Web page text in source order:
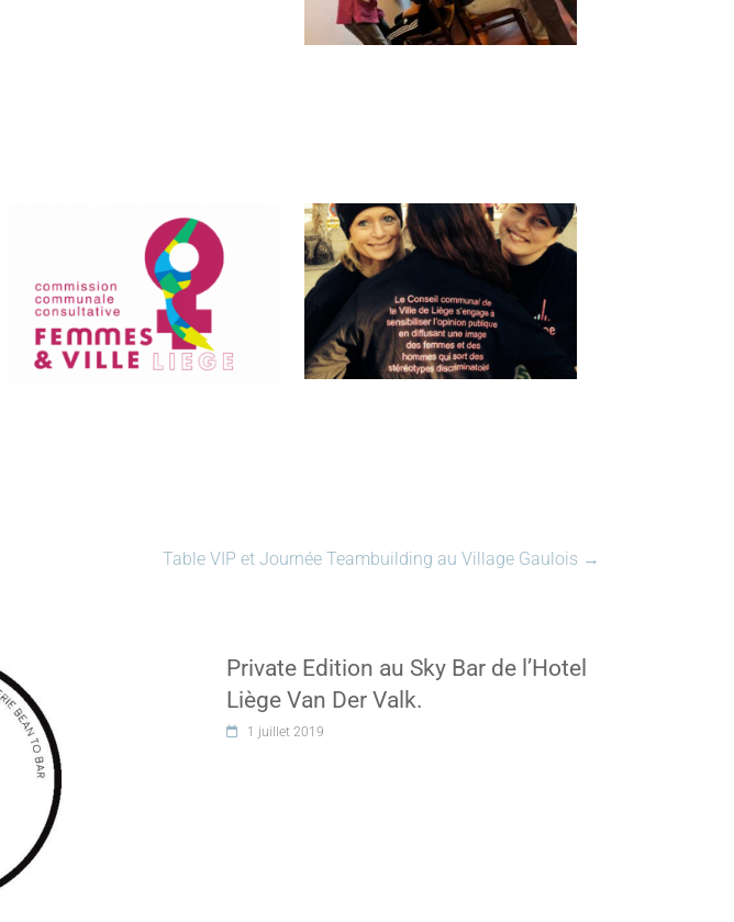
Table VIP et Journée Teambuilding au Village Gaulois →
Private Edition au Sky Bar de l’Hotel
Liège Van Der Valk.
1 juillet 2019